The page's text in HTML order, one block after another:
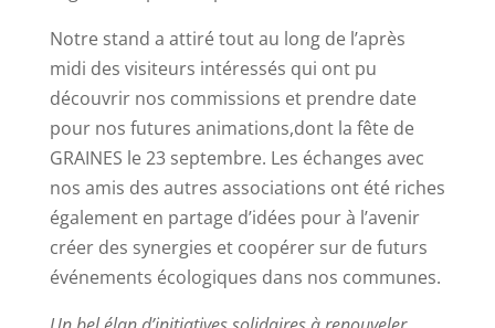
Notre stand a attiré tout au long de l’après
midi des visiteurs intéressés qui ont pu
découvrir nos commissions et prendre date
pour nos futures animations,dont la fête de
GRAINES le 23 septembre. Les échanges avec
nos amis des autres associations ont été riches
également en partage d’idées pour à l’avenir
créer des synergies et coopérer sur de futurs
événements écologiques dans nos communes.